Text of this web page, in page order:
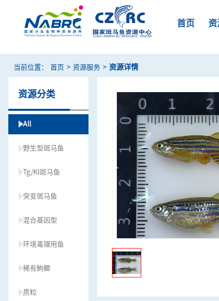
首页
当前位置： 首页 > 资源服务 > 资源详情
资源分类
All
野生型斑马鱼
Tg/KI斑马鱼
突变斑马鱼
混合基因型
环境毒理用鱼
稀有鮈鲫
质粒